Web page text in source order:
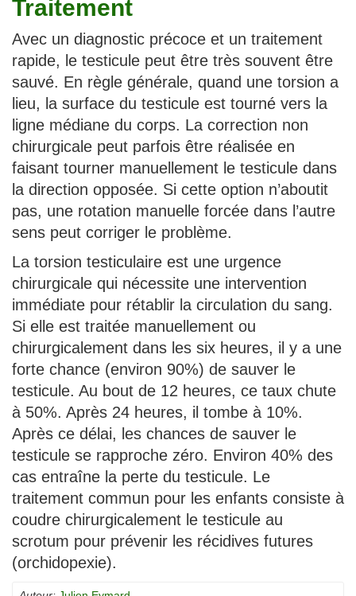
Traitement
Avec un diagnostic précoce et un traitement
rapide, le testicule peut être très souvent être
sauvé. En règle générale, quand une torsion a
lieu, la surface du testicule est tourné vers la
ligne médiane du corps. La correction non
chirurgicale peut parfois être réalisée en
faisant tourner manuellement le testicule dans
la direction opposée. Si cette option n’aboutit
pas, une rotation manuelle forcée dans l’autre
sens peut corriger le problème.
La torsion testiculaire est une urgence
chirurgicale qui nécessite une intervention
immédiate pour rétablir la circulation du sang.
Si elle est traitée manuellement ou
chirurgicalement dans les six heures, il y a une
forte chance (environ 90%) de sauver le
testicule. Au bout de 12 heures, ce taux chute
à 50%. Après 24 heures, il tombe à 10%.
Après ce délai, les chances de sauver le
testicule se rapproche zéro. Environ 40% des
cas entraîne la perte du testicule. Le
traitement commun pour les enfants consiste à
coudre chirurgicalement le testicule au
scrotum pour prévenir les récidives futures
(orchidopexie).